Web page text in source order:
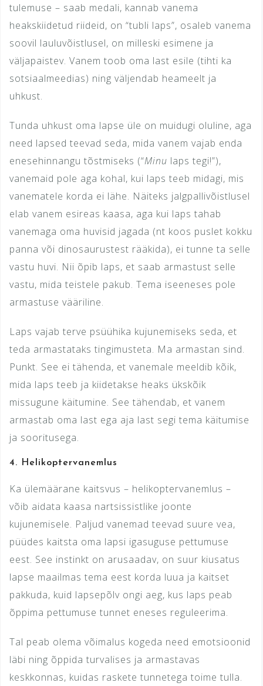
tulemuse – saab medali, kannab vanema
heakskiidetud riideid, on “tubli laps”, osaleb vanema
soovil lauluvõistlusel, on milleski esimene ja
väljapaistev. Vanem toob oma last esile (tihti ka
sotsiaalmeedias) ning väljendab heameelt ja
uhkust.
Tunda uhkust oma lapse üle on muidugi oluline, aga
need lapsed teevad seda, mida vanem vajab enda
enesehinnangu tõstmiseks (“Minu laps tegi!”),
vanemaid pole aga kohal, kui laps teeb midagi, mis
vanematele korda ei lähe. Näiteks jalgpallivõistlusel
elab vanem esireas kaasa, aga kui laps tahab
vanemaga oma huvisid jagada (nt koos puslet kokku
panna või dinosaurustest rääkida), ei tunne ta selle
vastu huvi. Nii õpib laps, et saab armastust selle
vastu, mida teistele pakub. Tema iseeneses pole
armastuse vääriline.
Laps vajab terve psüühika kujunemiseks seda, et
teda armastataks tingimusteta. Ma armastan sind.
Punkt. See ei tähenda, et vanemale meeldib kõik,
mida laps teeb ja kiidetakse heaks ükskõik
missugune käitumine. See tähendab, et vanem
armastab oma last ega aja last segi tema käitumise
ja sooritusega.
4. Helikoptervanemlus
Ka ülemäärane kaitsvus – helikoptervanemlus –
võib aidata kaasa nartsissistlike joonte
kujunemisele. Paljud vanemad teevad suure vea,
püüdes kaitsta oma lapsi igasuguse pettumuse
eest. See instinkt on arusaadav, on suur kiusatus
lapse maailmas tema eest korda luua ja kaitset
pakkuda, kuid lapsepõlv ongi aeg, kus laps peab
õppima pettumuse tunnet eneses reguleerima.
Tal peab olema võimalus kogeda need emotsioonid
läbi ning õppida turvalises ja armastavas
keskkonnas, kuidas raskete tunnetega toime tulla.